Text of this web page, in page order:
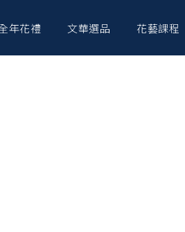
年花禮 文華選品 花藝課程